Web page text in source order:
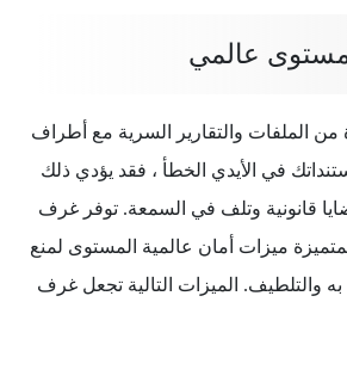
مستوى عالمي
من الملفات والتقارير السرية مع أطراف
في الأيدي الخطأ ، فقد يؤدي ذلك
قانونية وتلف في السمعة. توفر غرف
المتميزة ميزات أمان عالمية المستوى لمنع
والتلطيف. الميزات التالية تجعل غرف